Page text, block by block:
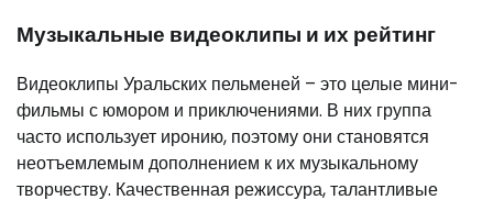
Музыкальные видеоклипы и их рейтинг
Видеоклипы Уральских пельменей – это целые мини-
фильмы с юмором и приключениями. В них группа
часто использует иронию, поэтому они становятся
неотъемлемым дополнением к их музыкальному
творчеству. Качественная режиссура, талантливые